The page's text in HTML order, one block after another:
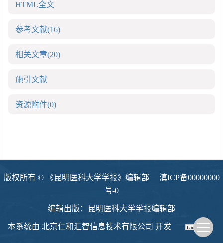
HTML全文
参考文献(16)
相关文章(20)
施引文献
资源附件(0)
版权所有 © 《昆明医科大学学报》编辑部 滇ICP备00000000
号-0
编辑出版：昆明医科大学学报编辑部
本系统由 北京仁和汇智信息技术有限公司 开发